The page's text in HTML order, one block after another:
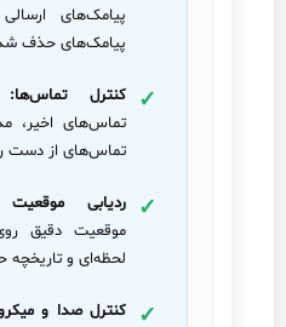
پیامک‌های
پیامک‌های حذف
کنترل تماس‌ها:
تماس‌های اخیر،
تماس‌های از دست
ردیابی موقعیت
موقعیت دقیق
لحظه‌ای و تاریخچه
کنترل صدا و